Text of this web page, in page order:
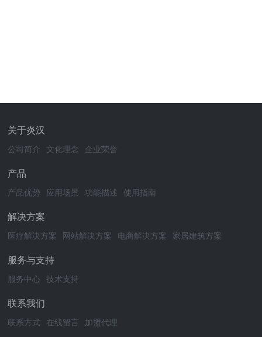
关于炎汉
公司简介 文化理念 企业荣誉
产品
产品优势 应用场景 功能描述 使用指南
解决方案
医疗解决方案 网站解决方案 电商解决方案 家居建筑方案
服务与支持
服务中心 技术支持
联系我们
联系方式 在线留言 加盟代理